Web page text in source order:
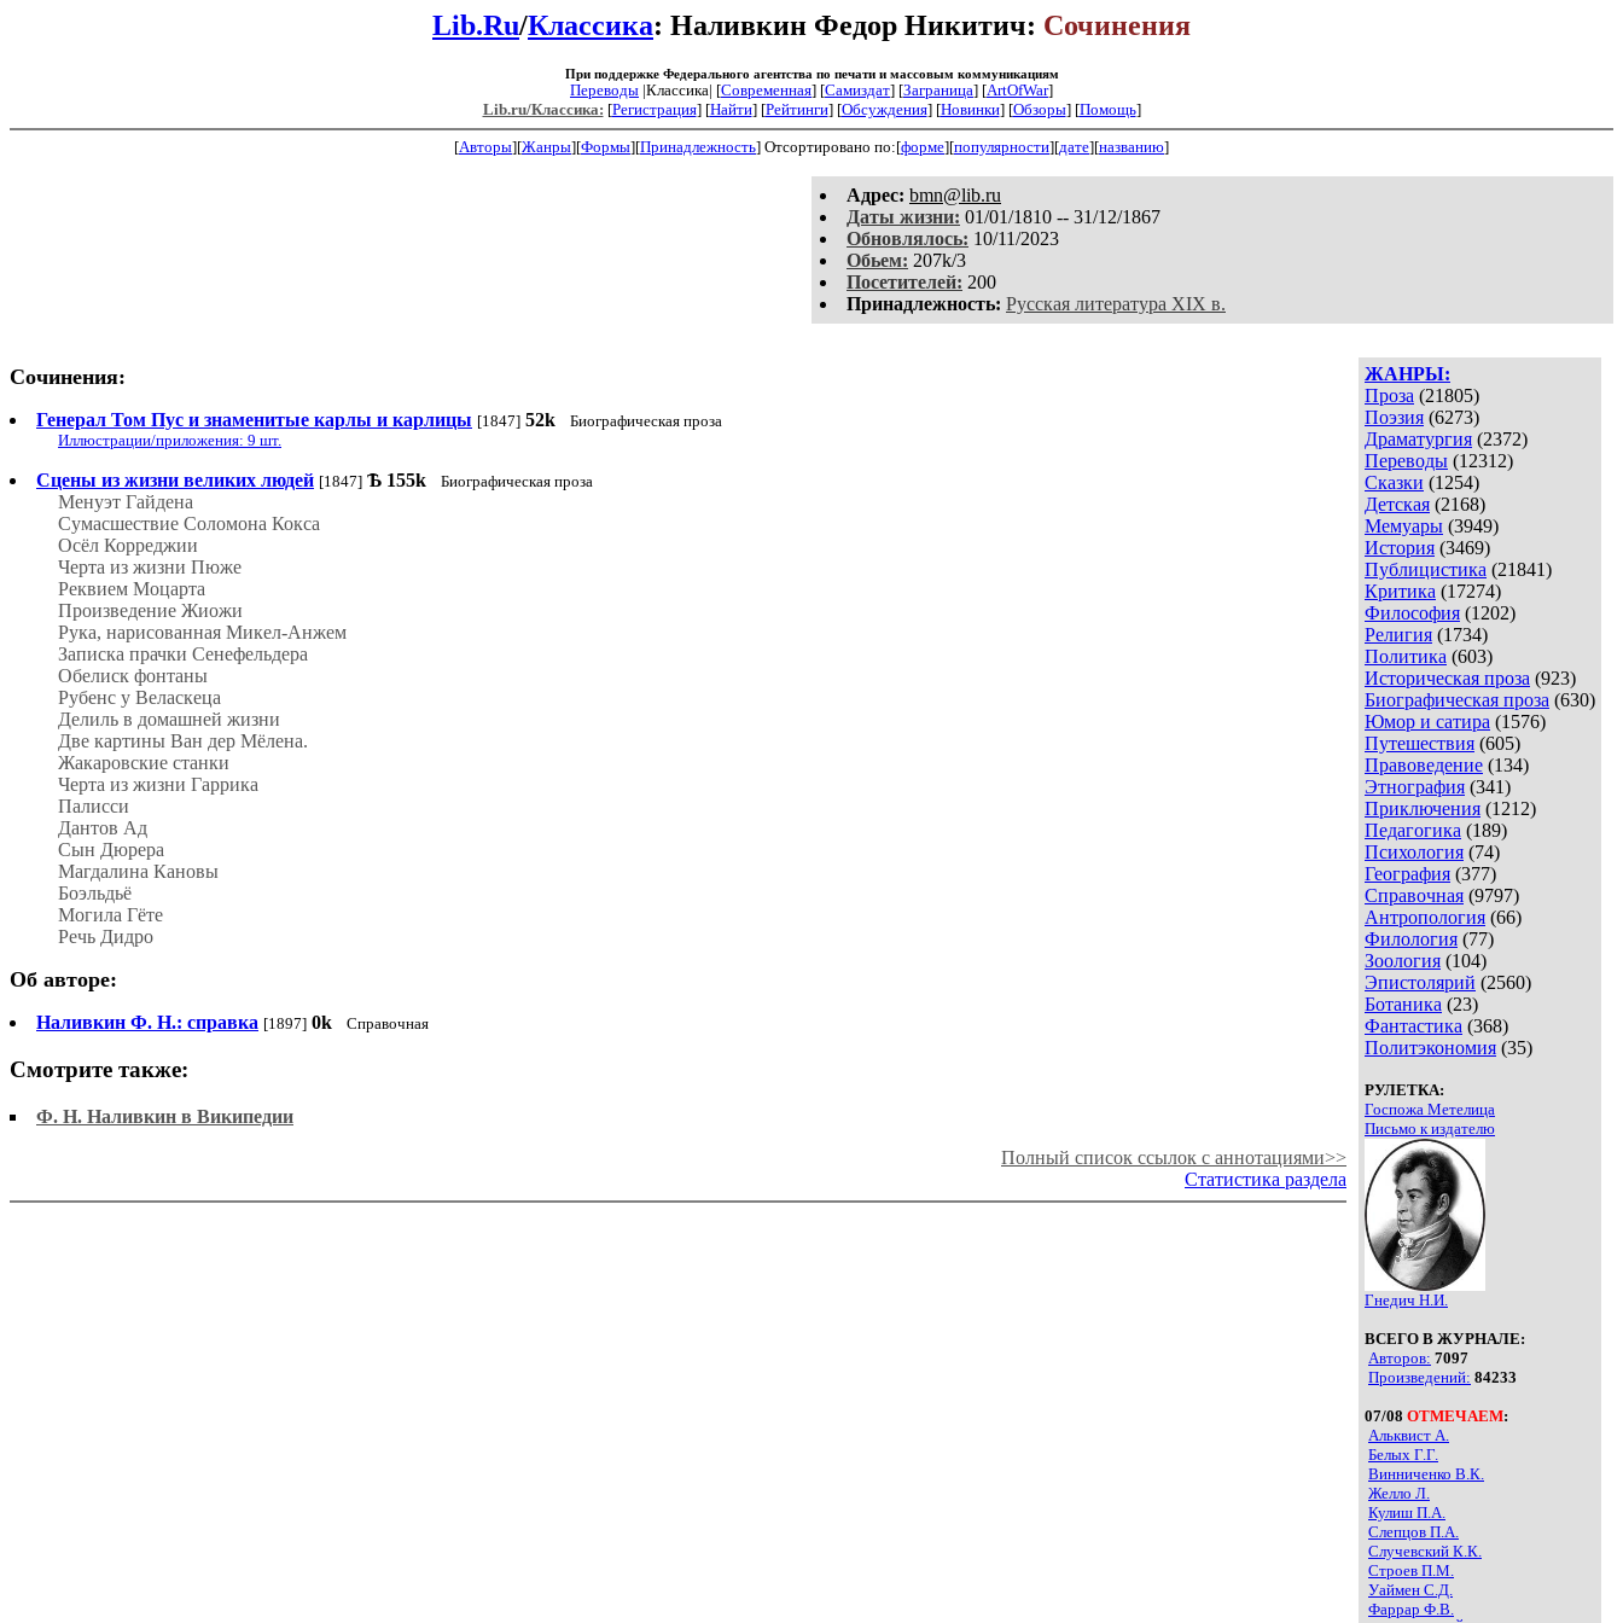
Lib.Ru/Классика: Наливкин Федор Никитич: Сочинения
При поддержке Федерального агентства по печати и массовым коммуникациям
Переводы |Классика| [Современная] [Самиздат] [Заграница] [ArtOfWar]
Lib.ru/Классика: [Регистрация] [Найти] [Рейтинги] [Обсуждения] [Новинки] [Обзоры] [Помощь]
[Авторы][Жанры][Формы][Принадлежность] Отсортировано по:[форме][популярности][дате][названию]
Aдpeс: bmn@lib.ru
Даты жизни: 01/01/1810 -- 31/12/1867
Обновлялось: 10/11/2023
Обьем: 207k/3
Посетителей: 200
Принадлежность: Русская литература XIX в.
ЖАНРЫ:
Проза (21805)
Поэзия (6273)
Драматургия (2372)
Переводы (12312)
Сказки (1254)
Детская (2168)
Мемуары (3949)
История (3469)
Публицистика (21841)
Критика (17274)
Философия (1202)
Религия (1734)
Политика (603)
Историческая проза (923)
Биографическая проза (630)
Юмор и сатира (1576)
Путешествия (605)
Правоведение (134)
Этнография (341)
Приключения (1212)
Педагогика (189)
Психология (74)
География (377)
Справочная (9797)
Антропология (66)
Филология (77)
Зоология (104)
Эпистолярий (2560)
Ботаника (23)
Фантастика (368)
Политэкономия (35)
РУЛЕТКА:
Госпожа Метелица
Письмо к издателю
Гнедич Н.И.
ВСЕГО В ЖУРНАЛЕ:
Авторов: 7097
Произведений: 84233
07/08 ОТМЕЧАЕМ:
Альквист А.
Белых Г.Г.
Винниченко В.К.
Желло Л.
Кулиш П.А.
Слепцов П.А.
Случевский К.К.
Строев П.М.
Уаймен С.Д.
Фаррар Ф.В.
Сочинения:
Генерал Том Пус и знаменитые карлы и карлицы [1847] 52k
Биографическая проза
Иллюстрации/приложения: 9 шт.
Сцены из жизни великих людей [1847] Ѣ 155k Биографическая проза
Менуэт Гайдена
Сумасшествие Соломона Кокса
Осёл Корреджии
Черта из жизни Пюже
Реквием Моцарта
Произведение Жиожи
Рука, нарисованная Микел-Анжем
Записка прачки Сенефельдера
Обелиск фонтаны
Рубенс у Веласкеца
Делиль в домашней жизни
Две картины Ван дер Мёлена.
Жакаровские станки
Черта из жизни Гаррика
Палисси
Дантов Ад
Сын Дюрера
Магдалина Кановы
Боэльдьё
Могила Гёте
Речь Дидро
Об авторе:
Наливкин Ф. Н.: справка [1897] 0k Справочная
Смотрите также:
Ф. Н. Наливкин в Википедии
Полный список ссылок с аннотациями>>
Статистика раздела